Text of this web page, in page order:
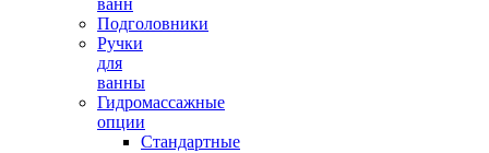
ванн
Подголовники
Ручки
для
ванны
Гидромассажные
опции
Стандартные